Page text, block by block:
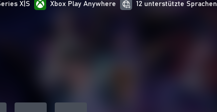
X|S Xbox Play Anywhere 12 unterstützte Sprachen